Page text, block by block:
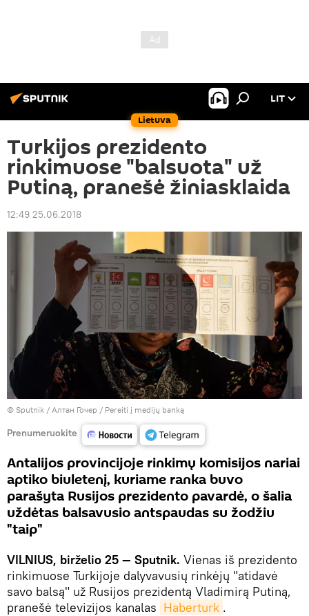
Lietuva
LIT
Turkijos prezidento
rinkimuose "balsuota" už
Putiną, pranešė žiniasklaida
12:49 25.06.2018
© Sputnik / Алтан Гочер / Pereiti į medijų banką
Prenumeruokite
Antalijos provincijoje rinkimų komisijos nariai
aptiko biuletenį, kuriame ranka buvo
parašyta Rusijos prezidento pavardė, o šalia
uždėtas balsavusio antspaudas su žodžiu
"taip"
VILNIUS, birželio 25 — Sputnik. Vienas iš prezidento
rinkimuose Turkijoje dalyvavusių rinkėjų "atidavė
savo balsą" už Rusijos prezidentą Vladimirą Putiną,
pranešė televizijos kanalas Haberturk .